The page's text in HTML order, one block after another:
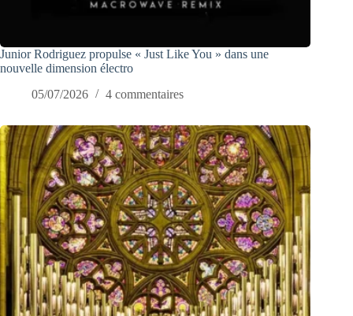
Junior Rodriguez propulse « Just Like You » dans une
nouvelle dimension électro
05/07/2026
4 commentaires